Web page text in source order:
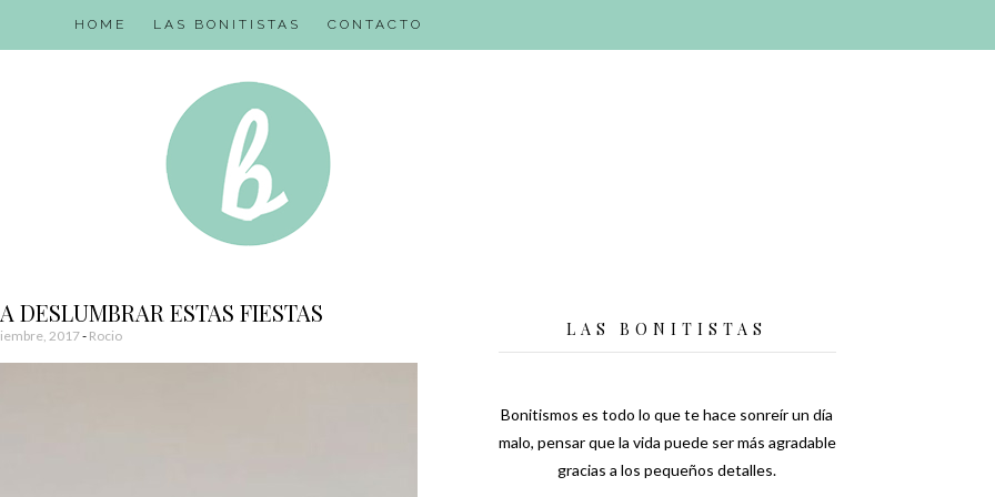
HOME LAS BONITISTAS CONTACTO
DESLUMBRAR ESTAS FIESTAS
2017- Rocio LAS BONITISTAS
Bonitismos es todo lo que te hace sonreír un día
malo, pensar que la vida puede ser más agradable
gracias a los pequeños detalles.